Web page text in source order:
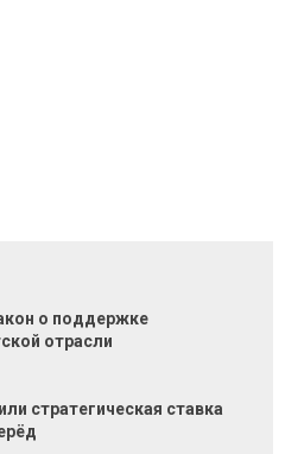
о поддержке
отрасли
стратегическая ставка